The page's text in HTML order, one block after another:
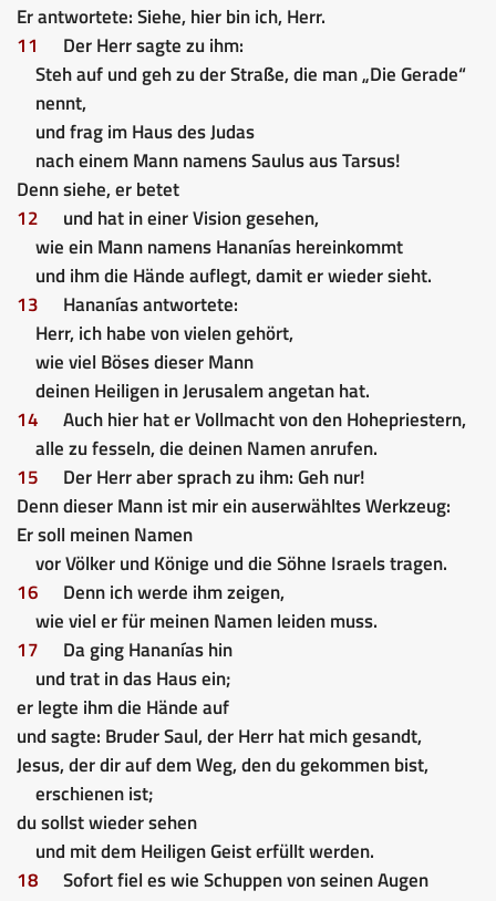
Er antwortete: Siehe, hier bin ich, Herr.
11
Der Herr sagte zu ihm:
Steh auf und geh zu der Straße, die man „Die Gerade“
nennt,
und frag im Haus des Judas
nach einem Mann namens Saulus aus Tarsus!
Denn siehe, er betet
12
und hat in einer Vision gesehen,
wie ein Mann namens Hananías hereinkommt
und ihm die Hände auflegt, damit er wieder sieht.
13
Hananías antwortete:
Herr, ich habe von vielen gehört,
wie viel Böses dieser Mann
deinen Heiligen in Jerusalem angetan hat.
14
Auch hier hat er Vollmacht von den Hohepriestern,
alle zu fesseln, die deinen Namen anrufen.
15
Der Herr aber sprach zu ihm: Geh nur!
Denn dieser Mann ist mir ein auserwähltes Werkzeug:
Er soll meinen Namen
vor Völker und Könige und die Söhne Israels tragen.
16
Denn ich werde ihm zeigen,
wie viel er für meinen Namen leiden muss.
17
Da ging Hananías hin
und trat in das Haus ein;
er legte ihm die Hände auf
und sagte: Bruder Saul, der Herr hat mich gesandt,
Jesus, der dir auf dem Weg, den du gekommen bist,
erschienen ist;
du sollst wieder sehen
und mit dem Heiligen Geist erfüllt werden.
18
Sofort fiel es wie Schuppen von seinen Augen